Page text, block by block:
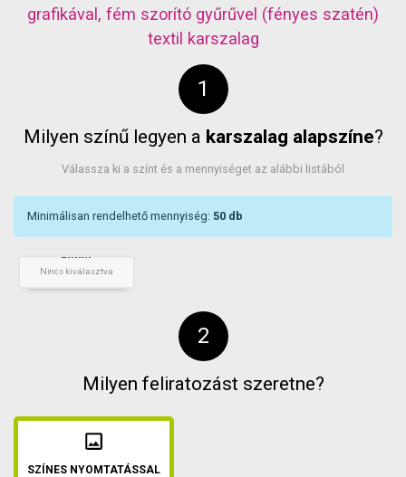
grafikával, fém szorító gyűrűvel (fényes szatén)
textil karszalag
Milyen színű legyen a karszalag alapszíne?
Válassza ki a színt és a mennyiséget az alábbi listából
Minimálisan rendelhető mennyiség: 50 db
Fehér
Nincs kiválasztva
db
Milyen feliratozást szeretne?
SZÍNES NYOMTATÁSSAL